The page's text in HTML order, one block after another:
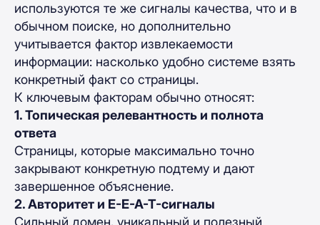
используются те же сигналы качества, что и в
обычном поиске, но дополнительно
учитывается фактор извлекаемости
информации: насколько удобно системе взять
конкретный факт со страницы.
К ключевым факторам обычно относят:
1. Топическая релевантность и полнота
ответа
Страницы, которые максимально точно
закрывают конкретную подтему и дают
завершенное объяснение.
2. Авторитет и E-E-A-T-сигналы
Сильный домен, уникальный и полезный